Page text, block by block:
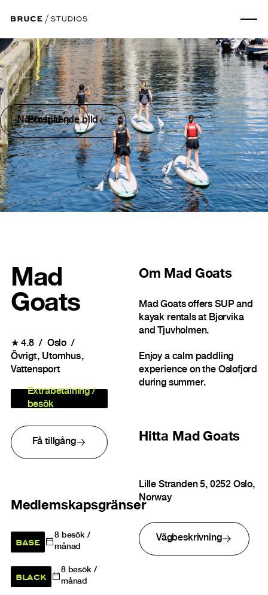
Föregående bild
Nästa bild
Mad
Goats
★4.8
Oslo
Övrigt
Utomhus
Vattensport
Extrabetalning /
besök
Få tillgång
Medlemskapsgränser
BASE 8besök /
månad
BLACK 8besök /
månad
Om Mad Goats
Mad Goats offers SUP and
kayak rentals at Bjørvika
and Tjuvholmen.
Enjoy a calm paddling
experience on the Oslofjord
during summer.
Hitta Mad Goats
Lille Stranden 5, 0252 Oslo,
Norway
Vägbeskrivning